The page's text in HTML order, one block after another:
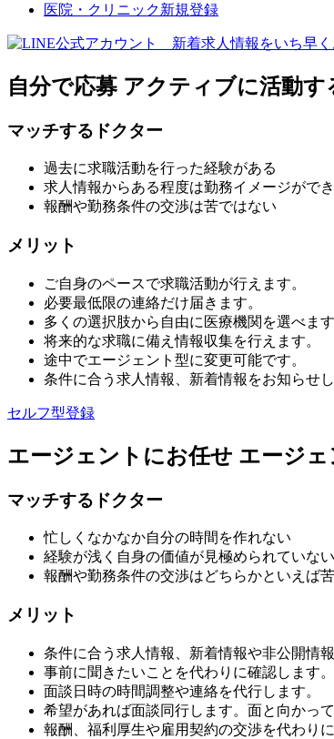
医院・クリニック新規登録
自分で応募 アクティブに活動
マッチするドクター
過去に求職活動を行った経験がある
求人情報からある程度は勤務イメージがで
報酬や勤務条件の交渉は苦ではない
メリット
ご自身のペースで求職活動が行えます。
必要最低限の連絡だけ届きます。
多くの選択肢から自由に医療機関を選べます
将来的な求職に備え情報収集を行えます。
途中でエージェント型に変更可能です。
条件に合う求人情報、新着情報をお知らせし
セルフ型登録
エージェントにお任せ エージ
マッチするドクター
忙しくなかなか自分の時間を作れない
経験が浅く自身の価値が見極められていない
報酬や勤務条件の交渉はどちらかといえば
メリット
条件に合う求人情報、新着情報や非公開情
事前に聞きたいことを代わりに確認します。
面談日時の時間調整や連絡を代行します。
希望があれば面談同行します。面と向かっ
報酬、福利厚生や雇用契約の交渉を代わりに